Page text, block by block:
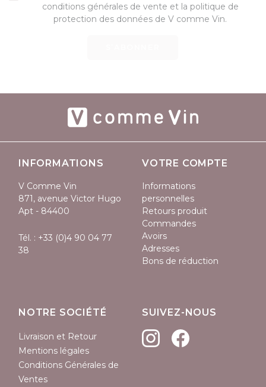
conditions générales de vente et la politique de
protection des données de V comme Vin.
INFORMATIONS
V Comme Vin
871, avenue Victor Hugo
Apt - 84400
Tél. : +33 (0)4 90 04 77
38
VOTRE COMPTE
Informations
personnelles
Retours produit
Commandes
Avoirs
Adresses
Bons de réduction
NOTRE SOCIÉTÉ
Livraison et Retour
Mentions légales
Conditions Générales de
Ventes
SUIVEZ-NOUS